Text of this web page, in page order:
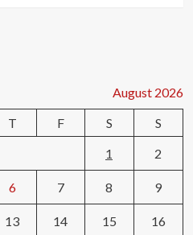
August 2026
T F S
S
1
2
6 7 8 9
13 14 15 16